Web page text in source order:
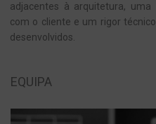
adjacentes à arquitetura,
com o cliente e um rigor
desenvolvidos.
EQUIPA